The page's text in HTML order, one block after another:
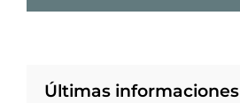
Últimas informaciones